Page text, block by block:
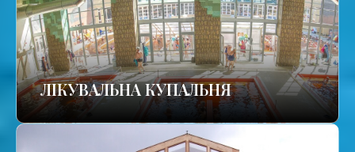
ЛІКУВАЛЬНА КУПАЛЬНЯ